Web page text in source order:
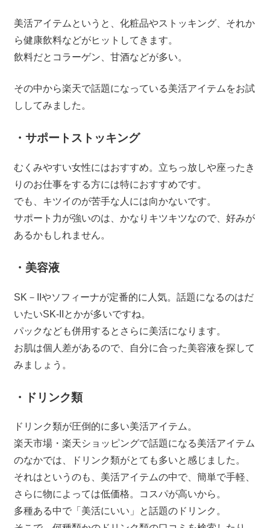
美活アイテムというと、化粧品やストッキング、それか
ら健康飲料などがヒットしてきます。
飲料だとコラーゲン、甘酒などが多い。
その中から楽天で話題になっている美活アイテムをお試
ししてみました。
・サポートストッキング
むくみやすい女性にはおすすめ。立ちっ放しや座ったき
りのお仕事をする方には特におすすめです。
でも、キツイのが苦手な人には向かないです。
サポート力が強いのは、かなりキツキツなので、好みが
あるかもしれません。
・美容液
SK－IIやソフィーナが定番的に人気。話題になるのはだ
いたいSK-IIとかが多いですね。
パックなども併用するとさらに美活になります。
お肌は個人差があるので、自分に合った美容液を探して
みましょう。
・ドリンク類
ドリンク類が圧倒的に多い美活アイテム。
楽天市場・楽天ショッピングで話題になる美活アイテム
のなかでは、ドリンク類がとても多いと感じました。
それはというのも、美活アイテムの中で、簡単で手軽、
さらに物によっては低価格。コスパが高いから。
多種ある中で「美活にいい」と話題のドリンク。